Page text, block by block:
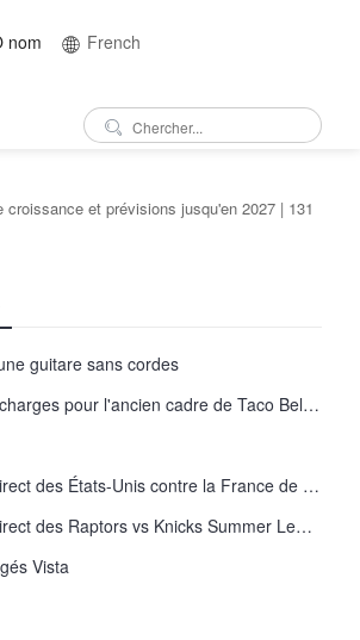
nom French
et prévisions jusqu'en 2027 | 131
guitare sans cordes
De nouvelles charges pour l'ancien cadre de Taco Bell - Benjamin Golden - dans Uber fracas
Diffusion en direct des États-Unis contre la France de basket-ball : comment regarder en ligne
Diffusion en direct des Raptors vs Knicks Summer League: comment regarder
Vista